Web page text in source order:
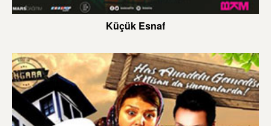
Küçük Esnaf